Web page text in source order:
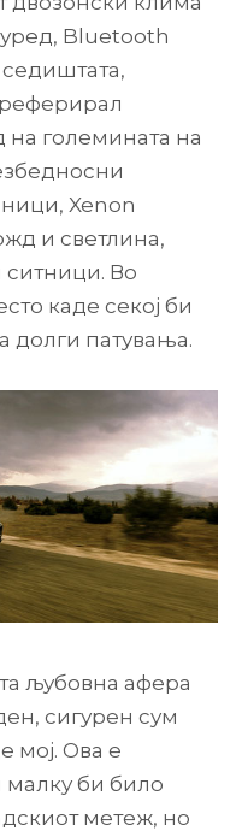
Bluetooth
седиштата,
на големината на
Xenon
и светлина,
ситници. Во
каде секој би
долги патувања.
љубовна афера
сигурен сум
мој. Ова е
малку би било
метеж, но